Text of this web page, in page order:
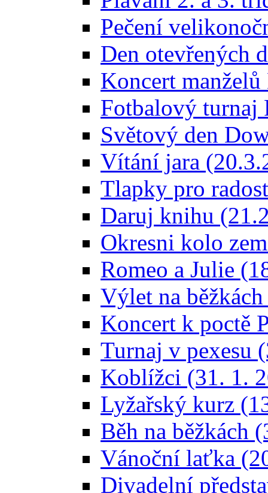
Pečení
Den otevřených
Koncert
Fotbalový turnaj
Světový den
Vítání jara
Tlapky pro
Daruj knihu
Okresni kolo
Romeo a Julie
Výlet na
Koncert k poctě
Turnaj v pexesu
Koblížci (31. 1.
Lyžařský kurz
Běh na běžkách
Vánoční laťka
Divadelní